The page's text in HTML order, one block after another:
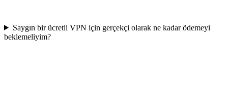
Saygın bir ücretli VPN için gerçekçi olarak ne kadar ödemeyi
beklemeliyim?